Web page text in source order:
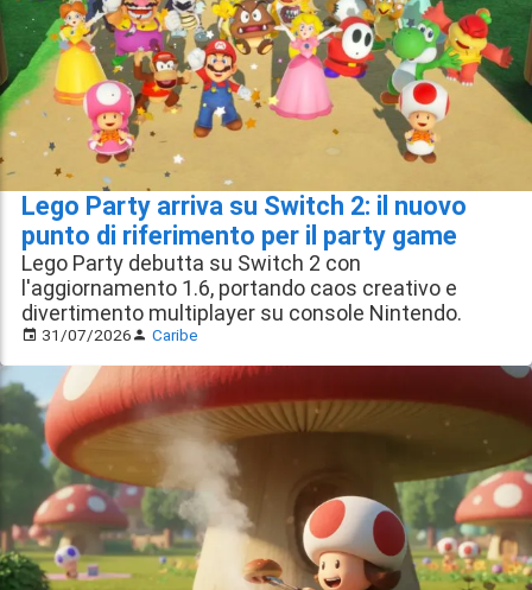
Lego Party arriva su Switch 2: il nuovo
punto di riferimento per il party game
Lego Party debutta su Switch 2 con
l'aggiornamento 1.6, portando caos creativo e
divertimento multiplayer su console Nintendo.
31/07/2026 Caribe